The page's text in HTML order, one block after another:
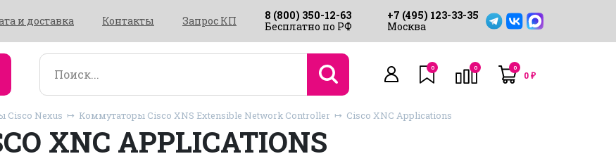
и доставка Контакты Запрос КП
8 (800) 350-12-63
Бесплатно по РФ
+7 (495) 123-33-35
Москва
0 0 0
0₽
Cisco Nexus Коммутаторы Cisco XNS Extensible Network Controller Cisco XNC Applications
XNC APPLICATIONS